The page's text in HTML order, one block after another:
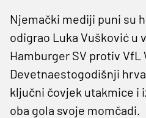
Njemački mediji puni su
odigrao Luka Vušković u
Hamburger SV protiv VfL
Devetnaestogodišnji
ključni čovjek utakmice i
oba gola svoje momčadi.